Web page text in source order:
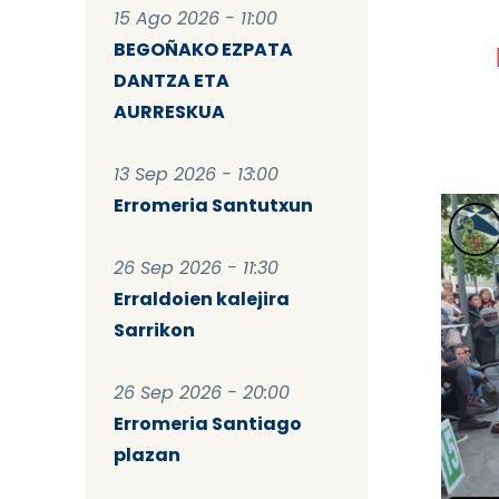
15 Ago 2026 - 11:00
BEGOÑAKO EZPATA
DANTZA ETA
AURRESKUA
13 Sep 2026 - 13:00
Erromeria Santutxun
26 Sep 2026 - 11:30
Erraldoien kalejira
Sarrikon
26 Sep 2026 - 20:00
Erromeria Santiago
plazan